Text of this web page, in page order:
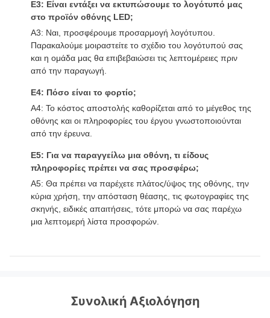
Ε3: Είναι εντάξει να εκτυπώσουμε το λογότυπό μας
στο προϊόν οθόνης LED;
Α3: Ναι, προσφέρουμε προσαρμογή λογότυπου.
Παρακαλούμε μοιραστείτε το σχέδιο του λογότυπού σας
και η ομάδα μας θα επιβεβαιώσει τις λεπτομέρειες πριν
από την παραγωγή.
Ε4: Πόσο είναι το φορτίο;
Α4: Το κόστος αποστολής καθορίζεται από το μέγεθος της
οθόνης και οι πληροφορίες του έργου γνωστοποιούνται
από την έρευνα.
Ε5: Για να παραγγείλω μια οθόνη, τι είδους
πληροφορίες πρέπει να σας προσφέρω;
Α5: Θα πρέπει να παρέχετε πλάτος/ύψος της οθόνης, την
κύρια χρήση, την απόσταση θέασης, τις φωτογραφίες της
σκηνής, ειδικές απαιτήσεις, τότε μπορώ να σας παρέχω
μια λεπτομερή λίστα προσφορών.
Συνολική Αξιολόγηση